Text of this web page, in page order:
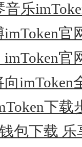
乐
官
imToken
下载
包下载 乐